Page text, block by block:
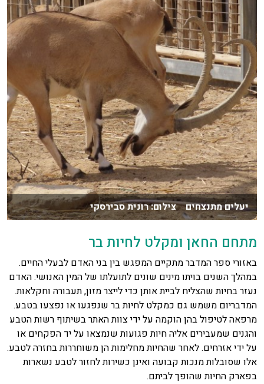
יעלים מתנצחים צילום: רונית סבירסקי
מתחם החאן ומקלט לחיות בר
באזורי ספר המדבר מתקיים המפגש בין בני האדם לבעלי החיים.
במהלך השנים בויתו מינים שונים לתועלתו של המין האנושי. האדם
נעזר בחיות שהצליח לביית אותן כדי לייצר מזון, תעבורה וחקלאות.
המדבריום משמש גם כמקלט לחיות בר שנפגעו או נפצעו בטבע.
מרפאה לטיפול בהן הוקמה על ידי צוות האתר בשיתוף רשות הטבע
והגנים שמעבירים אליה חיות פגועות שנמצאו על יד הפקחים או
על ידי אזרחים. לאחר שהחיות מחלימות הן משוחררות בחזרה לטבע.
אלו שסובלות מנכות קבועה ואינן כשירות לחזור לטבע נשארות
בפארק החיות שהופך לביתם.